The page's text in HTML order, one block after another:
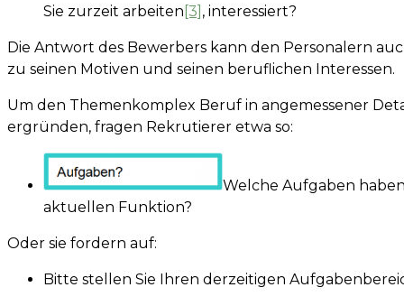
Sie zurzeit arbeiten [3] , interessiert?
Die Antwort des Bewerbers kann den Personalern
zu seinen Motiven und seinen beruflichen Interessen.
Um den Themenkomplex Beruf in angemessener
ergründen, fragen Rekrutierer etwa so:
Welche Aufgaben
aktuellen Funktion?
Oder sie fordern auf:
Bitte stellen Sie Ihren derzeitigen